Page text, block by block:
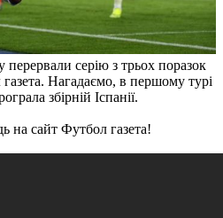
перервали серію з трьох поразок
Нагадаємо, в першому турі
збірній Іспанії.
на сайт Футбол газета!